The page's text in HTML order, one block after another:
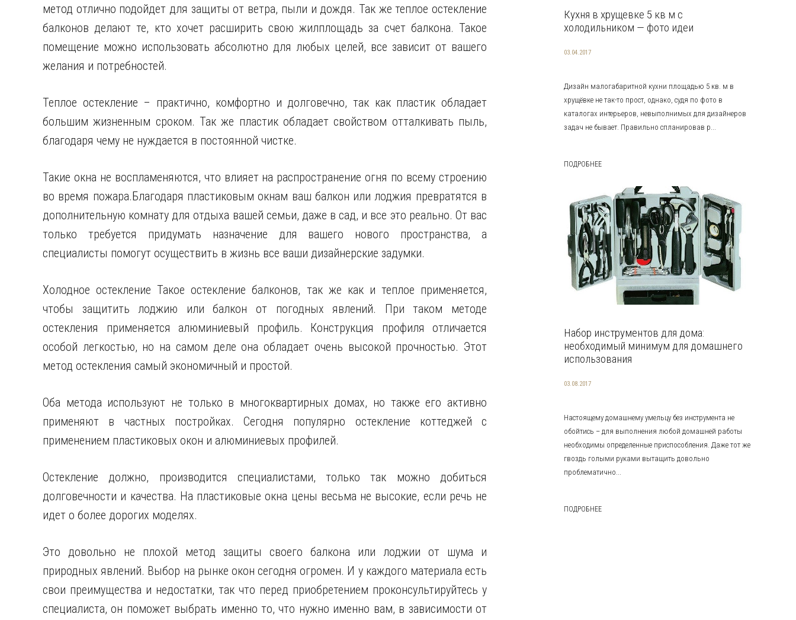
метод отлично подойдет для защиты от ветра, пыли и дождя. Так же теплое остекление
балконов делают те, кто хочет расширить свою жилплощадь за счет балкона. Такое
помещение можно использовать абсолютно для любых целей, все зависит от вашего
желания и потребностей.
Теплое остекление – практично, комфортно и долговечно, так как пластик обладает
большим жизненным сроком. Так же пластик обладает свойством отталкивать пыль,
благодаря чему не нуждается в постоянной чистке.
Такие окна не воспламеняются, что влияет на распространение огня по всему строению
во время пожара.Благодаря пластиковым окнам ваш балкон или лоджия превратятся в
дополнительную комнату для отдыха вашей семьи, даже в сад, и все это реально. От вас
только требуется придумать назначение для вашего нового пространства, а
специалисты помогут осуществить в жизнь все ваши дизайнерские задумки.
Холодное остекление Такое остекление балконов, так же как и теплое применяется,
чтобы защитить лоджию или балкон от погодных явлений. При таком методе
остекления применяется алюминиевый профиль. Конструкция профиля отличается
особой легкостью, но на самом деле она обладает очень высокой прочностью. Этот
метод остекления самый экономичный и простой.
Оба метода используют не только в многоквартирных домах, но также его активно
применяют в частных постройках. Сегодня популярно остекление коттеджей с
применением пластиковых окон и алюминиевых профилей.
Остекление должно, производится специалистами, только так можно добиться
долговечности и качества. На пластиковые окна цены весьма не высокие, если речь не
идет о более дорогих моделях.
Это довольно не плохой метод защиты своего балкона или лоджии от шума и
природных явлений. Выбор на рынке окон сегодня огромен. И у каждого материала есть
свои преимущества и недостатки, так что перед приобретением проконсультируйтесь у
специалиста, он поможет выбрать именно то, что нужно именно вам, в зависимости от
Кухня в хрущевке 5 кв м с
холодильником — фото идеи
03.04.2017
Дизайн малогабаритной кухни площадью 5 кв. м в
хрущёвке не так-то прост, однако, судя по фото в
каталогах интерьеров, невыполнимых для дизайнеров
задач не бывает. Правильно спланировав р...
ПОДРОБНЕЕ
Набор инструментов для дома:
необходимый минимум для домашнего
использования
03.08.2017
Настоящему домашнему умельцу без инструмента не
обойтись – для выполнения любой домашней работы
необходимы определенные приспособления. Даже тот же
гвоздь голыми руками вытащить довольно
проблематично...
ПОДРОБНЕЕ